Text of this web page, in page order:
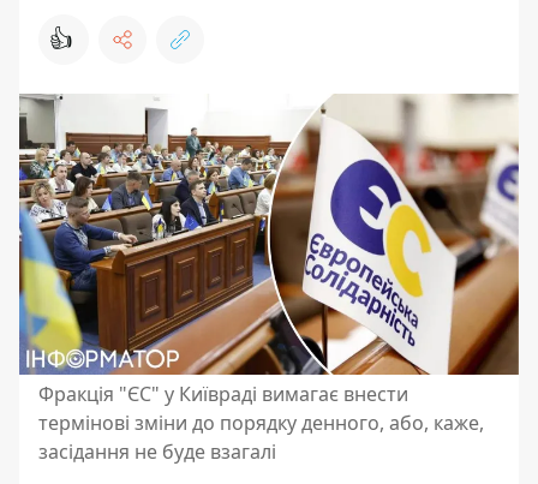
👍
Фракція "ЄС" у Київраді вимагає внести
термінові зміни до порядку денного, або, каже,
засідання не буде взагалі